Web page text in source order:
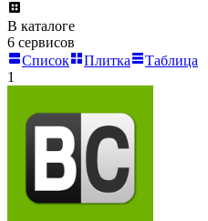
В каталоге
6 сервисов
Список
Плитка
Таблица
1